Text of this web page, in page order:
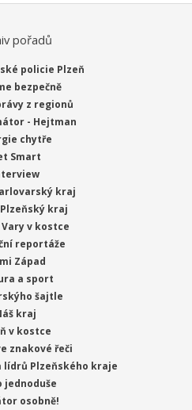
pořadů
policie Plzeň
bezpečně
z regionů
- Hejtman
chytře
Smart
kraj
kraj
v kostce
reportáže
Západ
a sport
šajtle
kraj
v kostce
znakové řeči
lídrů Plzeňského kraje
jednoduše
osobně!